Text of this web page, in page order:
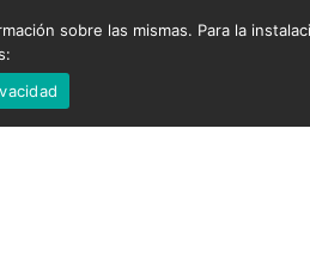
sobre las mismas. Para la